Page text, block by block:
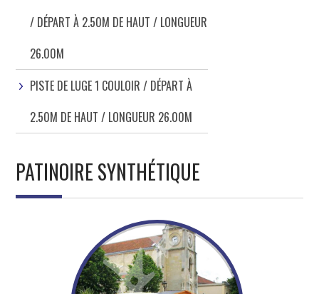
/ DÉPART À 2.50M DE HAUT / LONGUEUR
26.00M
PISTE DE LUGE 1 COULOIR / DÉPART À
2.50M DE HAUT / LONGUEUR 26.00M
PATINOIRE SYNTHÉTIQUE